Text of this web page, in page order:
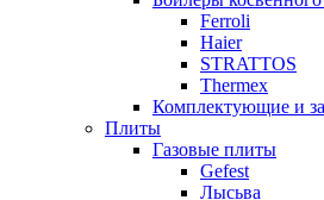
Ferroli
Haier
STRATTOS
Thermex
Комплектующие и
Плиты
Газовые плиты
Gefest
Лысьва